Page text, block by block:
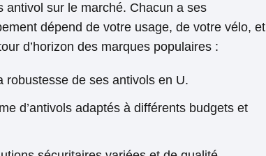
antivol sur le marché. Chacun a ses
dépend de votre usage, de votre vélo, et
d’horizon des marques populaires :
robustesse de ses antivols en U.
d’antivols adaptés à différents budgets et